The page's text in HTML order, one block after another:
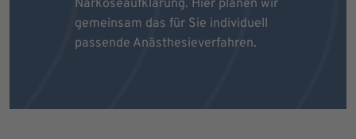
Narkoseaufklärung. Hier planen wir
gemeinsam das für Sie individuell
passende Anästhesieverfahren.